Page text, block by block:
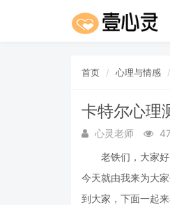
首页 心理与情感
卡特尔心理
心灵老师
老铁们，大家
今天就由我来为大
到大家，下面一起来